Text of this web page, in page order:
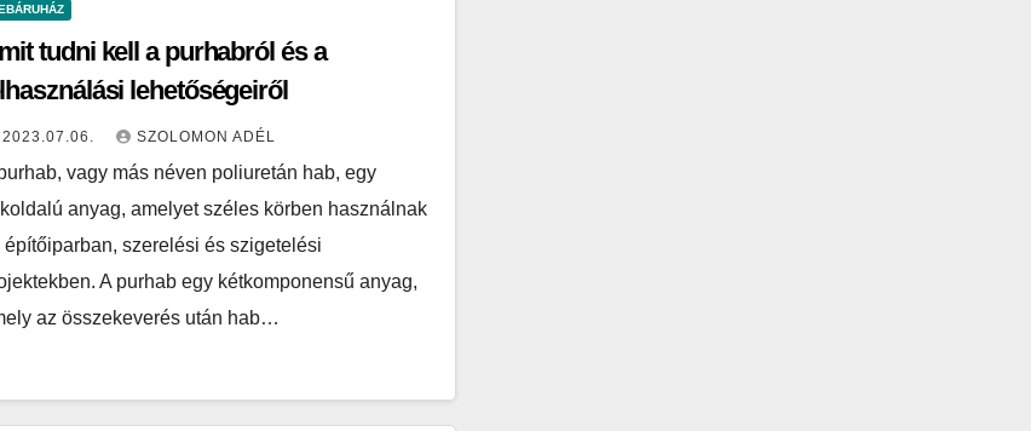
tudni kell a purhabról és a
lehetőségeiről
2023.07.06. SZOLOMON ADÉL
vagy más néven poliuretán hab, egy
anyag, amelyet széles körben használnak
építőiparban, szerelési és szigetelési
A purhab egy kétkomponensű anyag,
az összekeverés után hab…